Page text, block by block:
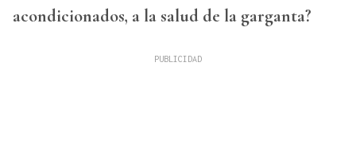
acondicionados, a la salud de la garganta?